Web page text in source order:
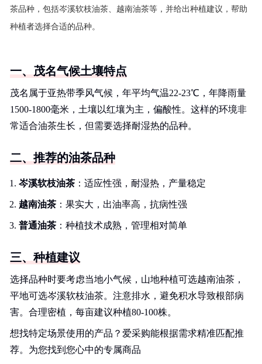
茶品种，包括岑溪软枝油茶、越南油茶等，并给出种植建议，帮助
种植者选择合适的品种。
一、茂名气候土壤特点
茂名属于亚热带季风气候，年平均气温22-23℃，年降雨量
1500-1800毫米，土壤以红壤为主，偏酸性。这样的环境非
常适合油茶生长，但需要选择耐湿热的品种。
二、推荐的油茶品种
岑溪软枝油茶 ：适应性强，耐湿热，产量稳定
越南油茶 ：果实大，出油率高，抗病性强
普通油茶 ：种植技术成熟，管理相对简单
三、种植建议
选择品种时要考虑当地小气候，山地种植可选越南油茶，
平地可选岑溪软枝油茶。注意排水，避免积水导致根部病
害。合理密植，每亩建议种植80-100株。
想找特定场景使用的产品？爱采购能根据需求精准匹配推
荐。为您找到您心中的专属商品